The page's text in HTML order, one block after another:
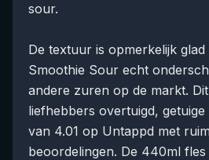
sour.
De textuur is opmerkelijk
Smoothie Sour echt
andere zuren op de markt.
liefhebbers overtuigd,
van 4.01 op Untappd met
beoordelingen. De 440ml